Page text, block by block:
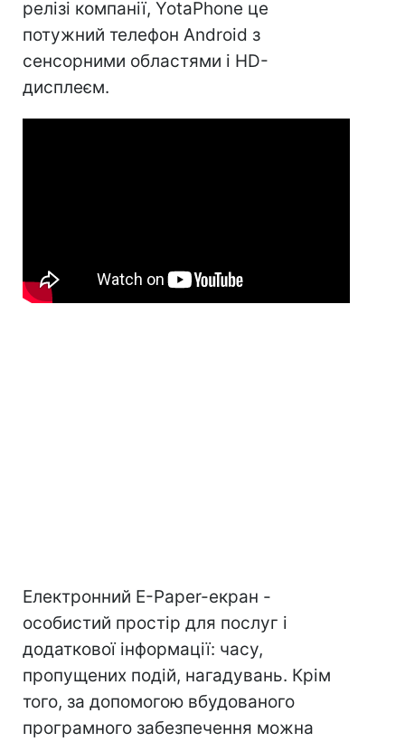
релізі компанії, YotaPhone це
потужний телефон Android з
сенсорними областями і HD-
дисплеєм.
Електронний E-Paper-екран -
особистий простір для послуг і
додаткової інформації: часу,
пропущених подій, нагадувань. Крім
того, за допомогою вбудованого
програмного забезпечення можна